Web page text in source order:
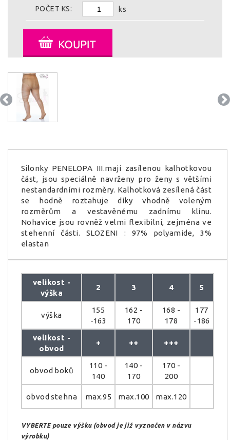
POČET KS: ks
Silonky PENELOPA III.mají zasílenou kalhotkovou
část, jsou speciálně navrženy pro ženy s většími
nestandardními rozměry. Kalhotková zesílená část
se hodně roztahuje díky vhodně voleným
rozměrům a vestavěnému zadnímu klínu.
Nohavice jsou rovněž velmi flexibilní, zejména ve
stehenní části. SLOZENI : 97% polyamide, 3%
elastan
velikost -
výška
2 3 4 5
výška
155
-163
162 -
170
168 -
178
177
-186
velikost -
obvod
+ ++ +++
obvod boků
110 -
140
140 -
170
170 -
200
obvod stehna max.95 max.100 max.120
VYBERTE pouze výšku (obvod je již vyznačen v názvu
výrobku)